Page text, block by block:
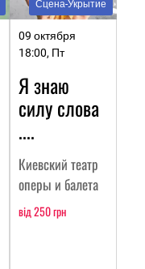
Сцена-Укрытие
09 октября
18:00, Пт
Я знаю
силу слова
....
Киевский театр
оперы и балета
від 250 грн